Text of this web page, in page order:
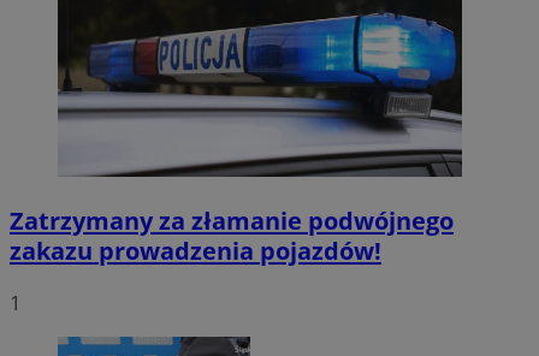
Zatrzymany za złamanie podwójnego
zakazu prowadzenia pojazdów!
1